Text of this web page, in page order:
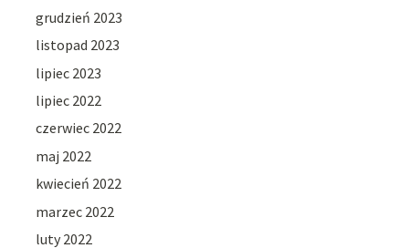
grudzień 2023
listopad 2023
lipiec 2023
lipiec 2022
czerwiec 2022
maj 2022
kwiecień 2022
marzec 2022
luty 2022